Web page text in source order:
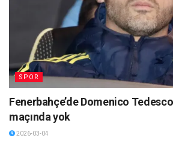
SPOR
Fenerbahçe’de Domenico
maçında yok
2026-03-04